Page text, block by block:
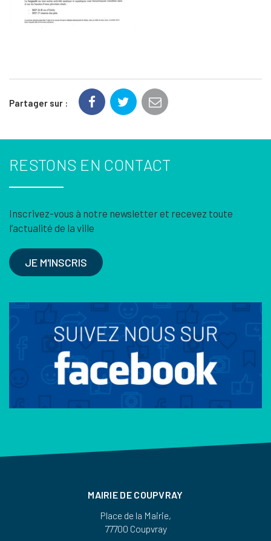
Partager sur :
RESTONS EN CONTACT
Inscrivez-vous à notre newsletter et recevez toute
l’actualité de la ville
JE M'INSCRIS
MAIRIE DE COUPVRAY
Place de la Mairie,
77700 Coupvray